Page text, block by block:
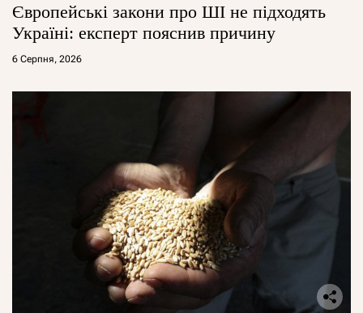
Європейські закони про ШІ не підходять
Україні: експерт пояснив причину
6 Серпня, 2026